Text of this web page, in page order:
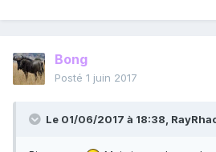
Bong
Posté 1 juin 2017
Le 01/06/2017 à 18:38,